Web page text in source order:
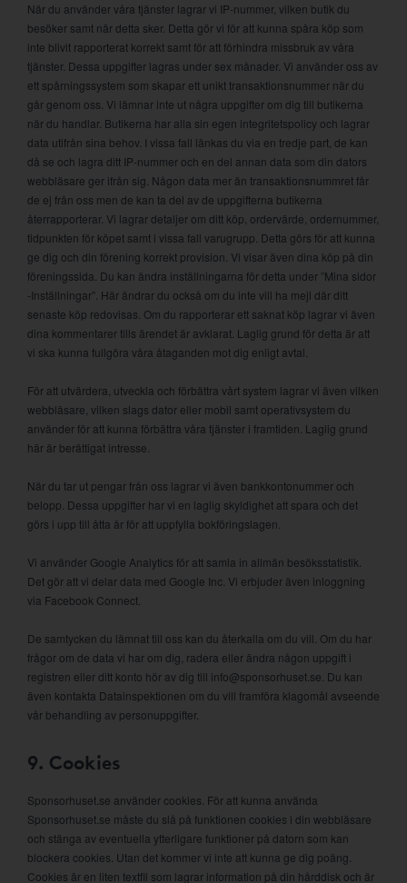
När du använder våra tjänster lagrar vi IP-nummer, vilken butik du
besöker samt när detta sker. Detta gör vi för att kunna spåra köp som
inte blivit rapporterat korrekt samt för att förhindra missbruk av våra
tjänster. Dessa uppgifter lagras under sex månader. Vi använder oss av
ett spårningssystem som skapar ett unikt transaktionsnummer när du
går genom oss. Vi lämnar inte ut några uppgifter om dig till butikerna
när du handlar. Butikerna har alla sin egen integritetspolicy och lagrar
data utifrån sina behov. I vissa fall länkas du via en tredje part, de kan
då se och lagra ditt IP-nummer och en del annan data som din dators
webbläsare ger ifrån sig. Någon data mer än transaktionsnummret får
de ej från oss men de kan ta del av de uppgifterna butikerna
återrapporterar. Vi lagrar detaljer om ditt köp, ordervärde, ordernummer,
tidpunkten för köpet samt i vissa fall varugrupp. Detta görs för att kunna
ge dig och din förening korrekt provision. Vi visar även dina köp på din
föreningssida. Du kan ändra inställningarna för detta under ”Mina sidor
-Inställningar”. Här ändrar du också om du inte vill ha mejl där ditt
senaste köp redovisas. Om du rapporterar ett saknat köp lagrar vi även
dina kommentarer tills ärendet är avklarat. Laglig grund för detta är att
vi ska kunna fullgöra våra åtaganden mot dig enligt avtal.
För att utvärdera, utveckla och förbättra vårt system lagrar vi även vilken
webbläsare, vilken slags dator eller mobil samt operativsystem du
använder för att kunna förbättra våra tjänster i framtiden. Laglig grund
här är berättigat intresse.
När du tar ut pengar från oss lagrar vi även bankkontonummer och
belopp. Dessa uppgifter har vi en laglig skyldighet att spara och det
görs i upp till åtta år för att uppfylla bokföringslagen.
Vi använder Google Analytics för att samla in allmän besöksstatistik.
Det gör att vi delar data med Google Inc. Vi erbjuder även inloggning
via Facebook Connect.
De samtycken du lämnat till oss kan du återkalla om du vill. Om du har
frågor om de data vi har om dig, radera eller ändra någon uppgift i
registren eller ditt konto hör av dig till info@sponsorhuset.se. Du kan
även kontakta Datainspektionen om du vill framföra klagomål avseende
vår behandling av personuppgifter.
9. Cookies
Sponsorhuset.se använder cookies. För att kunna använda
Sponsorhuset.se måste du slå på funktionen cookies i din webbläsare
och stänga av eventuella ytterligare funktioner på datorn som kan
blockera cookies. Utan det kommer vi inte att kunna ge dig poäng.
Cookies är en liten textfil som lagrar information på din hårddisk och är